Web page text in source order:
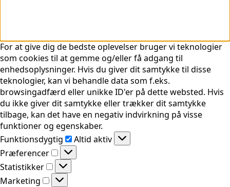
For at give dig de bedste oplevelser bruger vi teknologier
som cookies til at gemme og/eller få adgang til
enhedsoplysninger. Hvis du giver dit samtykke til disse
teknologier, kan vi behandle data som f.eks.
browsingadfærd eller unikke ID'er på dette websted. Hvis
du ikke giver dit samtykke eller trækker dit samtykke
tilbage, kan det have en negativ indvirkning på visse
funktioner og egenskaber.
Funktionsdygtig
Funktionsdygtig
Altid aktiv
Præferencer
Præferencer
Statistikker
Statistikker
Marketing
Marketing